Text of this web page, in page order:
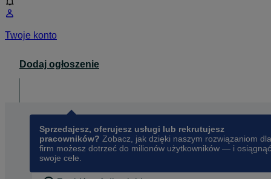
Twoje konto
Dodaj ogłoszenie
Sprzedajesz, oferujesz usługi lub rekrutujesz
pracowników? Zobacz, jak dzięki naszym rozwiązaniom dla
firm możesz dotrzeć do milionów użytkowników — i osiągnąć
swoje cele.